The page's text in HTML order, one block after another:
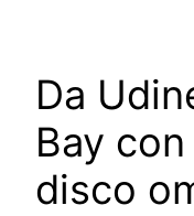
Da
Bay
disco